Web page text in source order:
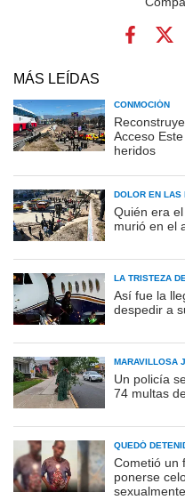
MÁS LEÍDAS
CONMOCIÓN
Acceso
heridos
DOLOR EN LAS
Quién era
murió en el
LA TRISTEZA
Así fue la
despedir a
MARAVILLOSA
Un policía
74 multas
QUEDÓ
Cometió un
ponerse
sexualmente